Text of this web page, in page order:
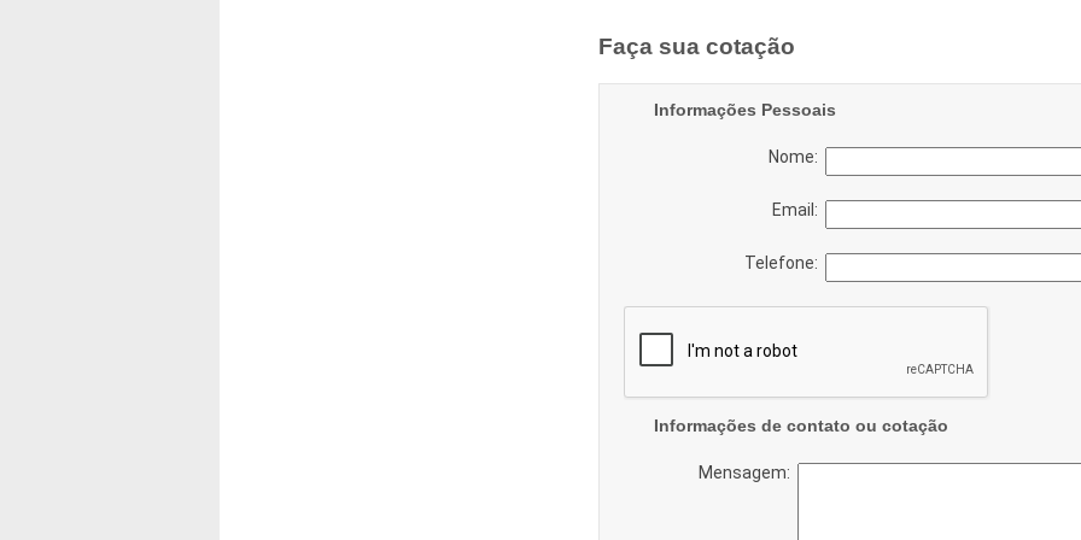
Faça sua cotação
Informações Pessoais
Nome:
Email:
Telefone:
Informações de contato ou cotação
Mensagem: